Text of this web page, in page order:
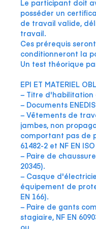
Le participant doit
posséder un
de travail valide,
travail.
Ces prérequis
conditionneront la
Un test théorique
EPI ET MATERIEL
− Titre d'habilitation
− Documents
− Vêtements de
jambes, non
comportant pas de
61482-2 et NF EN
− Paire de
20345).
− Casque
équipement de
EN 166).
− Paire de gants
stagiaire, NF EN